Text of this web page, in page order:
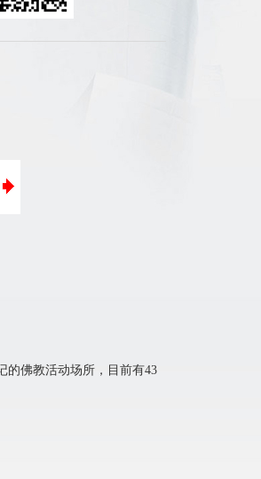
的佛教活动场所，目前有43